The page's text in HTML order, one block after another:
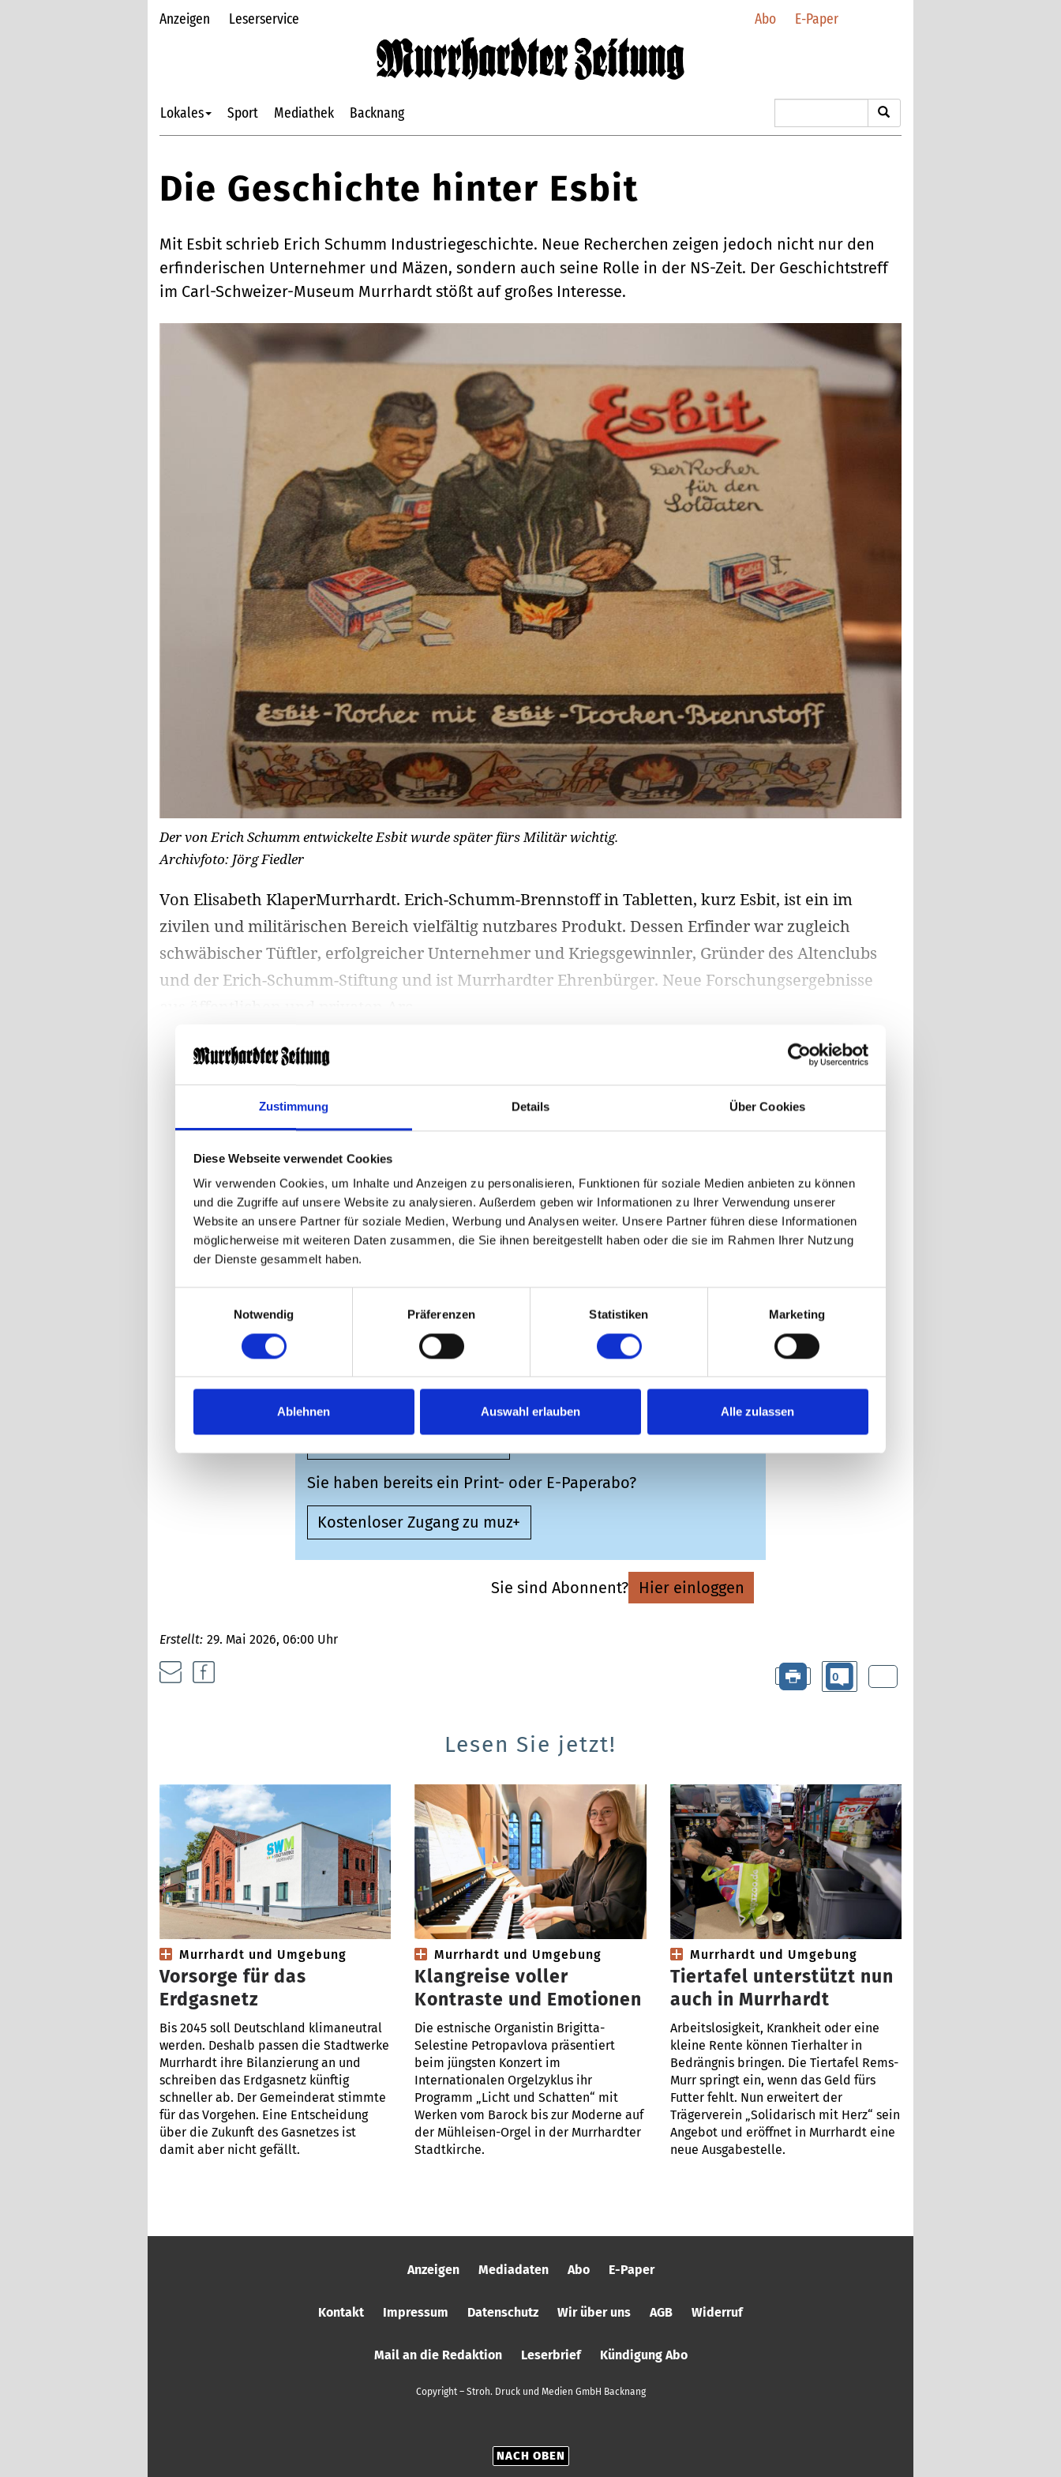
Zustimmung Details Über Cookies
Diese Webseite verwendet Cookies
Wir verwenden Cookies, um Inhalte und Anzeigen zu personalisieren, Funktionen für soziale Medien anbieten zu können
und die Zugriffe auf unsere Website zu analysieren. Außerdem geben wir Informationen zu Ihrer Verwendung unserer
Website an unsere Partner für soziale Medien, Werbung und Analysen weiter. Unsere Partner führen diese Informationen
möglicherweise mit weiteren Daten zusammen, die Sie ihnen bereitgestellt haben oder die sie im Rahmen Ihrer Nutzung
der Dienste gesammelt haben.
Notwendig
Präferenzen Statistiken Marketing
Ablehnen Auswahl erlauben Alle zulassen
Anzeigen Leserservice Abo E-Paper
Lokales Sport Mediathek Backnang
Die Geschichte hinter Esbit
Mit Esbit schrieb Erich Schumm Industriegeschichte. Neue Recherchen zeigen jedoch nicht nur den
erfinderischen Unternehmer und Mäzen, sondern auch seine Rolle in der NS-Zeit. Der Geschichtstreff
im Carl-Schweizer-Museum Murrhardt stößt auf großes Interesse.
Der von Erich Schumm entwickelte Esbit wurde später fürs Militär wichtig.
Archivfoto: Jörg Fiedler
Von Elisabeth KlaperMurrhardt. Erich-Schumm-Brennstoff in Tabletten, kurz Esbit, ist ein im
zivilen und militärischen Bereich vielfältig nutzbares Produkt. Dessen Erfinder war zugleich
schwäbischer Tüftler, erfolgreicher Unternehmer und Kriegsgewinnler, Gründer des Altenclubs
und der Erich-Schumm-Stiftung und ist Murrhardter Ehrenbürger. Neue Forschungsergebnisse
Wir freuen uns, daß Sie sich für einen Artikel unseres
Angebots muz+ interessieren.
Wenn Sie jetzt das Online Plus-Abonnement mit unserem
Service muz+ abschließen, können Sie sämtliche Artikel auf
murrhardter-zeitung.de lesen, die mit einem „+“ markiert sind.
Das Probeabonnement Online Plus kostet einmalig € 0,99 und
läuft automatisch nach 4 Wochen aus.
jederzeit kündbar.
Schließen Sie jetzt eines der beiden Abonnements ab:
Sie haben bereits ein Print- oder E-Paperabo?
Kostenloser Zugang zu muz+
Sie sind Abonnent? Hier einloggen
Erstellt: 29. Mai 2026, 06:00 Uhr
0
Lesen Sie jetzt!
Murrhardt und Umgebung
Vorsorge für das
Erdgasnetz
Bis 2045 soll Deutschland klimaneutral
werden. Deshalb passen die Stadtwerke
Murrhardt ihre Bilanzierung an und
schreiben das Erdgasnetz künftig
schneller ab. Der Gemeinderat stimmte
für das Vorgehen. Eine Entscheidung
über die Zukunft des Gasnetzes ist
damit aber nicht gefällt.
Murrhardt und Umgebung
Klangreise voller
Kontraste und Emotionen
Die estnische Organistin Brigitta-
Selestine Petropavlova präsentiert
beim jüngsten Konzert im
Internationalen Orgelzyklus ihr
Programm „Licht und Schatten“ mit
Werken vom Barock bis zur Moderne auf
der Mühleisen-Orgel in der Murrhardter
Stadtkirche.
Murrhardt und Umgebung
Tiertafel unterstützt nun
auch in Murrhardt
Arbeitslosigkeit, Krankheit oder eine
kleine Rente können Tierhalter in
Bedrängnis bringen. Die Tiertafel Rems-
Murr springt ein, wenn das Geld fürs
Futter fehlt. Nun erweitert der
Trägerverein „Solidarisch mit Herz“ sein
Angebot und eröffnet in Murrhardt eine
neue Ausgabestelle.
Anzeigen Mediadaten Abo E-Paper
Kontakt Impressum Datenschutz Wir über uns AGB Widerruf
Mail an die Redaktion Leserbrief Kündigung Abo
Copyright – Stroh. Druck und Medien GmbH Backnang
NACH OBEN